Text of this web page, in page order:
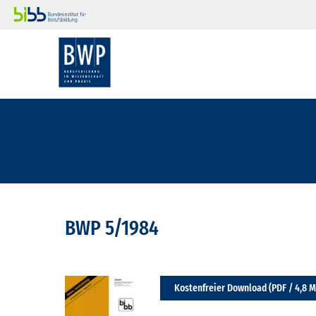
BWP 5/1984
Kostenfreier Download (PDF / 4,8